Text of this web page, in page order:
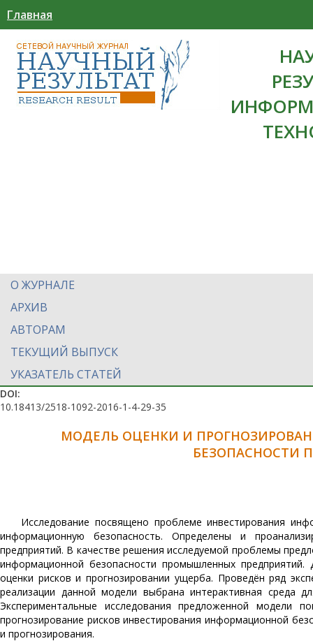
Главная
О ЖУРНАЛЕ
АРХИВ
АВТОРАМ
ТЕКУЩИЙ ВЫПУСК
УКАЗАТЕЛЬ СТАТЕЙ
DOI:
10.18413/2518-1092-2016-1-4-29-35
МОДЕЛЬ ОЦЕНКИ И
БЕЗОПАСНОСТИ
Исследование посвящено проблеме инвестирования
информационную безопасность. Определены и
предприятий. В качестве решения исследуемой проблемы
информационной безопасности промышленных
оценки рисков и прогнозировании ущерба. Проведён ряд
реализации данной модели выбрана интерактивная среда
Экспериментальные исследования предложенной модели
прогнозирование рисков инвестирования информационной
и прогнозирования.